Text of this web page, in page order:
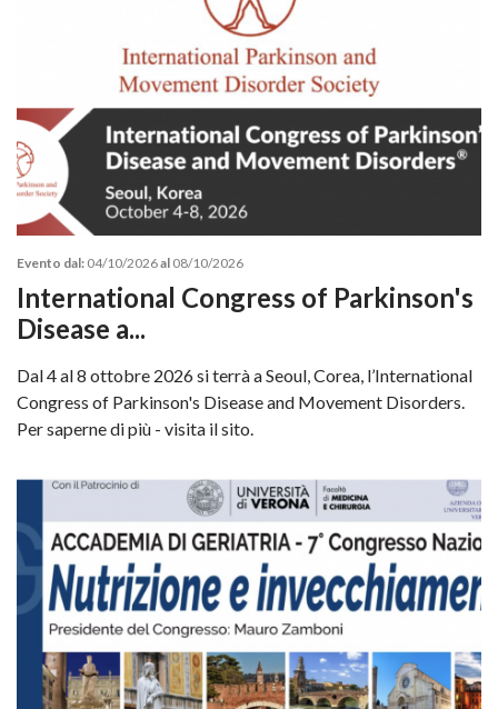
Evento dal: 04/10/2026al 08/10/2026
International Congress of Parkinson's
Disease a...
Dal 4 al 8 ottobre 2026 si terrà a Seoul, Corea, l’International
Congress of Parkinson's Disease and Movement Disorders.
Per saperne di più - visita il sito.